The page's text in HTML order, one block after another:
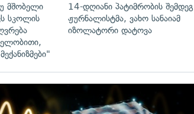
მშობელი
სკოლის
14-დღიანი პატიმრობის შემდეგ
ჟურნალისტმა, ვახო სანაიამ
იზოლატორი დატოვა